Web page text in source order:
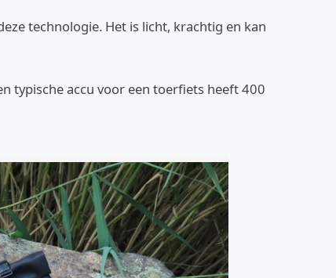
technologie. Het is licht, krachtig en kan
typische accu voor een toerfiets heeft 400